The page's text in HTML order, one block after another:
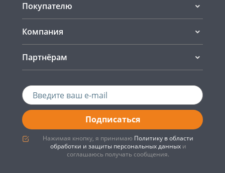
Покупателю
Компания
Партнёрам
Подписаться
Нажимая кнопку, я принимаю Политику в области
обработки и защиты персональных данныхи
соглашаюсь получать сообщения.